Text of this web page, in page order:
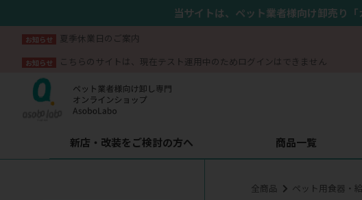
当サイトは、ペット業者様向け卸売り
お知らせ 夏季休業日のご案内
お知らせ こちらのサイトは、現在テスト運用中のためログインはできません
新店・改装をご検討の方へ 商品一覧
全商品 ペット用食器・